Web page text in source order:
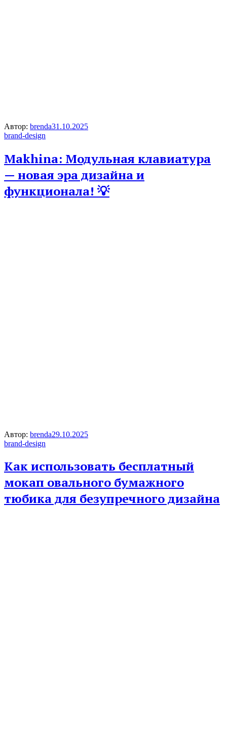
Автор: brenda31.10.2025
brand-design
Makhina: Модульная клавиатура
— новая эра дизайна и
функционала! 💡
Автор: brenda29.10.2025
brand-design
Как использовать бесплатный
мокап овального бумажного
тюбика для безупречного дизайна